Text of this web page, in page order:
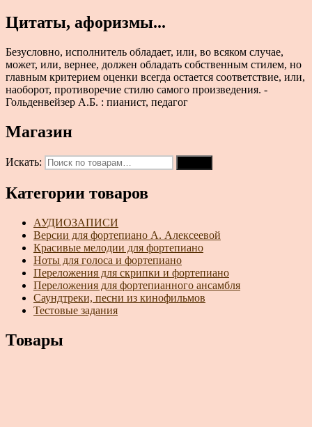
Цитаты, афоризмы...
Безусловно, исполнитель обладает, или, во всяком случае,
может, или, вернее, должен обладать собственным стилем, но
главным критерием оценки всегда остается соответствие, или,
наоборот, противоречие стилю самого произведения. -
Гольденвейзер А.Б. : пианист, педагог
Магазин
Искать:
Категории товаров
АУДИОЗАПИСИ
Версии для фортепиано А. Алексеевой
Красивые мелодии для фортепиано
Ноты для голоса и фортепиано
Переложения для скрипки и фортепиано
Переложения для фортепианного ансамбля
Саундтреки, песни из кинофильмов
Тестовые задания
Товары